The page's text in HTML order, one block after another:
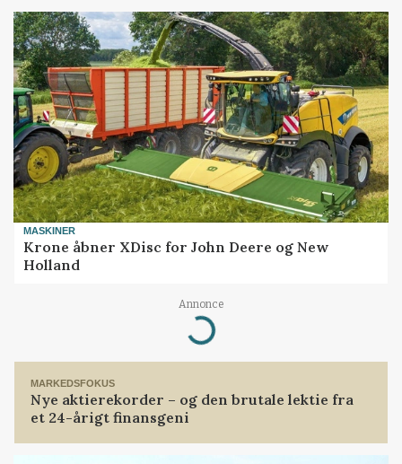
MASKINER
Krone åbner XDisc for John Deere og New
Holland
Annonce
Loading...
MARKEDSFOKUS
Nye aktierekorder – og den brutale lektie fra
et 24-årigt finansgeni